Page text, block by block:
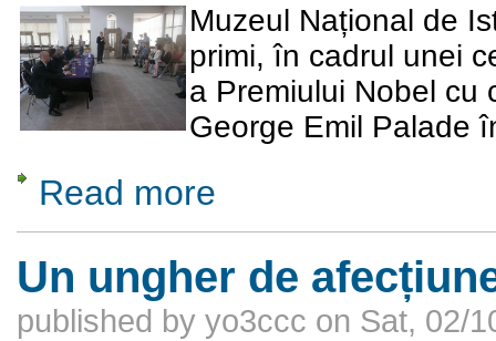
Muzeul Național de
primi, în cadrul unei
a Premiului Nobel cu
George Emil Palade
Read more
Un ungher de
published by yo3ccc on Sat, 02/